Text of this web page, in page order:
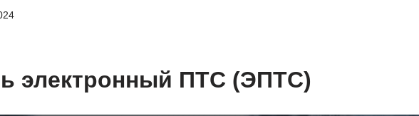
электронный ПТС (ЭПТС)